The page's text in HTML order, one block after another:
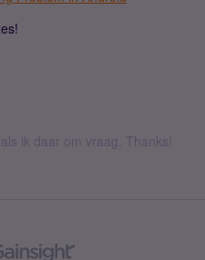
ik daar om vraag. Thanks!